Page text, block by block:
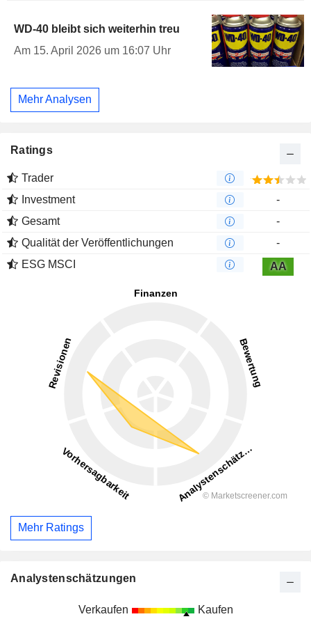
WD-40 bleibt sich weiterhin treu
Am 15. April 2026 um 16:07 Uhr
Mehr Analysen
Ratings
Trader
Investment
-
Gesamt
-
Qualität der Veröffentlichungen
-
ESG MSCI
AA
Mehr Ratings
Analystenschätzungen
Verkaufen Kaufen